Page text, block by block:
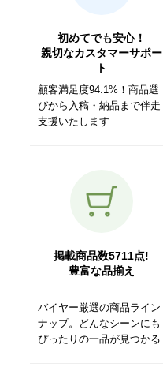
初めてでも安心！
親切なカスタマーサポー
ト
顧客満足度94.1%！商品選
びから入稿・納品まで伴走
支援いたします
掲載商品数5711点!
豊富な品揃え
バイヤー厳選の商品ライン
ナップ。どんなシーンにも
ぴったりの一品が見つかる